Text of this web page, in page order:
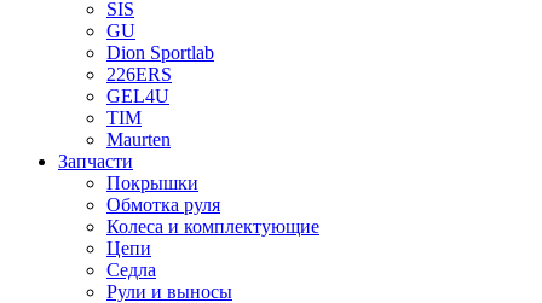
SIS
GU
Dion Sportlab
226ERS
GEL4U
TIM
Maurten
Запчасти
Покрышки
Обмотка руля
Колеса и комплектующие
Цепи
Седла
Рули и выносы